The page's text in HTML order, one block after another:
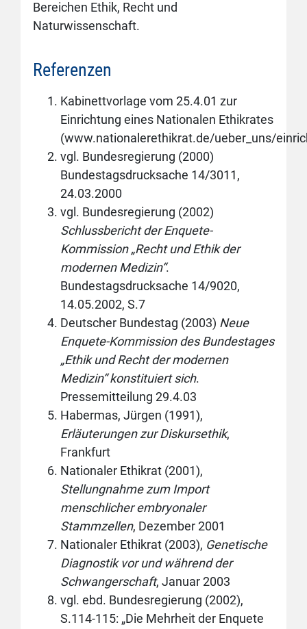
Bereichen Ethik, Recht und
Naturwissenschaft.
Referenzen
Kabinettvorlage vom 25.4.01 zur
Einrichtung eines Nationalen Ethikrates
(www.nationalerethikrat.de/ueber_uns/
vgl. Bundesregierung (2000)
Bundestagsdrucksache 14/3011,
24.03.2000
vgl. Bundesregierung (2002)
Schlussbericht der Enquete-
Kommission „Recht und Ethik der
modernen Medizin“.
Bundestagsdrucksache 14/9020,
14.05.2002, S.7
Deutscher Bundestag (2003) Neue
Enquete-Kommission des Bundestages
„Ethik und Recht der modernen
Medizin“ konstituiert sich.
Pressemitteilung 29.4.03
Habermas, Jürgen (1991),
Erläuterungen zur Diskursethik,
Frankfurt
Nationaler Ethikrat (2001),
Stellungnahme zum Import
menschlicher embryonaler
Stammzellen, Dezember 2001
Nationaler Ethikrat (2003), Genetische
Diagnostik vor und während der
Schwangerschaft, Januar 2003
vgl. ebd. Bundesregierung (2002),
S.114-115: „Die Mehrheit der Enquete